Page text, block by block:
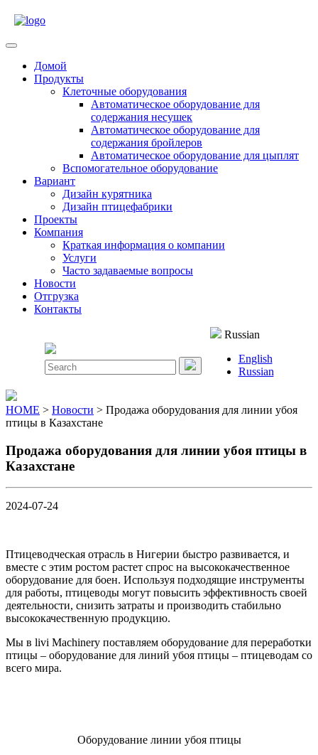
Open
Домой
Продукты
Клеточные оборудования
Автоматическое оборудование для
содержания несушек
Автоматическое оборудование для
содержания бройлеров
Автоматическое оборудование для цыплят
Вспомогательное оборудование
Вариант
Дизайн курятника
Дизайн птицефабрики
Проекты
Компания
Краткая информация о компании
Услуги
Часто задаваемые вопросы
Новости
Отгрузка
Контакты
Search
for:
Russian
English
Russian
HOME > Новости > Продажа оборудования для линии убоя
птицы в Казахстане
Продажа оборудования для линии убоя птицы в
Казахстане
2024-07-24
Птицеводческая отрасль в Нигерии быстро развивается, и
вместе с этим ростом растет спрос на высококачественное
оборудование для боен. Используя подходящие инструменты
для работы, птицеводы могут повысить эффективность своей
деятельности, снизить затраты и производить стабильно
высококачественную продукцию.
Мы в livi Machinery поставляем оборудование для переработки
птицы – оборудование для линий убоя птицы – птицеводам со
всего мира.
Оборудование линии убоя птицы